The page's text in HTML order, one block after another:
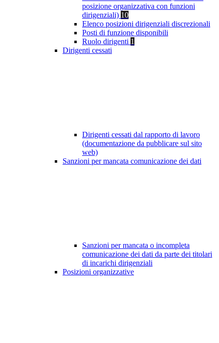
posizione organizzativa con funzioni
dirigenziali) 10
Elenco posizioni dirigenziali discrezionali
Posti di funzione disponibili
Ruolo dirigenti 1
Dirigenti cessati
Dirigenti cessati dal rapporto di lavoro
(documentazione da pubblicare sul sito
web)
Sanzioni per mancata comunicazione dei dati
Sanzioni per mancata o incompleta
comunicazione dei dati da parte dei titolari
di incarichi dirigenziali
Posizioni organizzative